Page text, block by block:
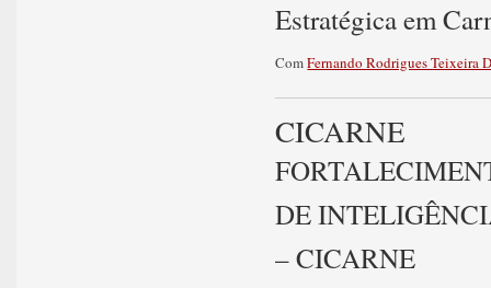
Estratégica em
ComFernando Rodrigues Teixeira
CICARNE
DE
– CICARNE